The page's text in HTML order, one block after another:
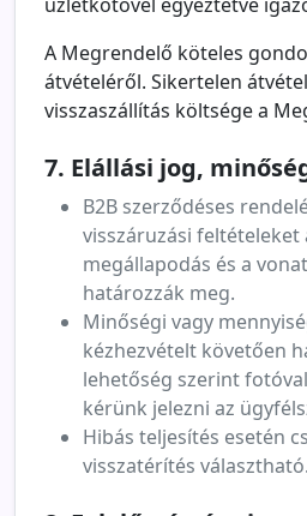
A Megrendelő köteles
átvételéről. Sikertelen
visszaszállítás költsége a
7. Elállási jog,
B2B szerződéses
visszáruzási feltételeket
megállapodás és a
határozzák meg.
Minőségi vagy
kézhezvételt követően
lehetőség szerint
kérünk jelezni az
Hibás teljesítés esetén
visszatérítés választható.